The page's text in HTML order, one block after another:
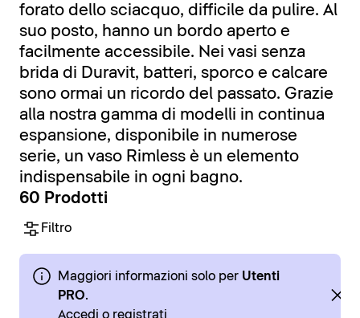
forato dello sciacquo, difficile da pulire. Al
suo posto, hanno un bordo aperto e
facilmente accessibile. Nei vasi senza
brida di Duravit, batteri, sporco e calcare
sono ormai un ricordo del passato. Grazie
alla nostra gamma di modelli in continua
espansione, disponibile in numerose
serie, un vaso Rimless è un elemento
indispensabile in ogni bagno.
60 Prodotti
Filtro
Maggiori informazioni solo per Utenti
PRO.
Accedi o registrati